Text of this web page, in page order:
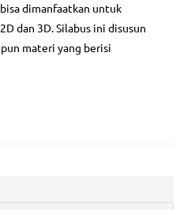
dimanfaatkan untuk
dan 3D. Silabus ini disusun
materi yang berisi